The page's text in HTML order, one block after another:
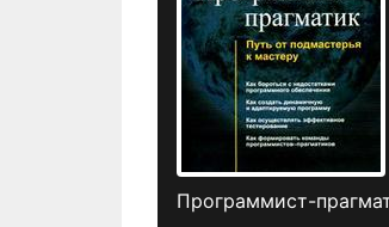
Программист-